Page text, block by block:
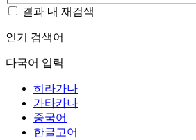
결과 내 재검색
인기 검색어
다국어 입력
히라가나
가타카나
중국어
한글고어